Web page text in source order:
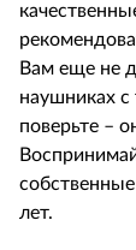
Вам еще не
наушниках
поверьте –
лет.